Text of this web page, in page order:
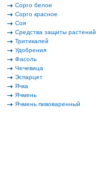
Сорго белое
Сорго красное
Соя
Средства защиты растений
Тритикалей
Удобрения
Фасоль
Чечевица
Эспарцет
Ячка
Ячмень
Ячмень пивоваренный